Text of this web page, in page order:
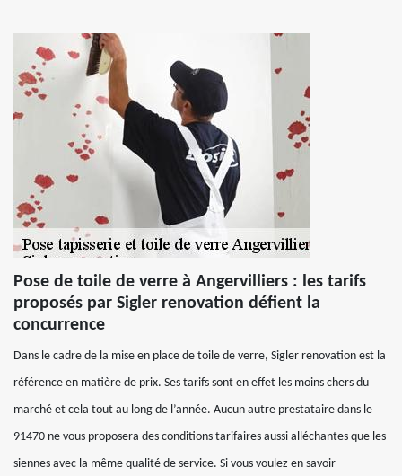
Pose de toile de verre à Angervilliers : les tarifs
proposés par Sigler renovation défient la
concurrence
Dans le cadre de la mise en place de toile de verre, Sigler renovation est la
référence en matière de prix. Ses tarifs sont en effet les moins chers du
marché et cela tout au long de l’année. Aucun autre prestataire dans le
91470 ne vous proposera des conditions tarifaires aussi alléchantes que les
siennes avec la même qualité de service. Si vous voulez en savoir